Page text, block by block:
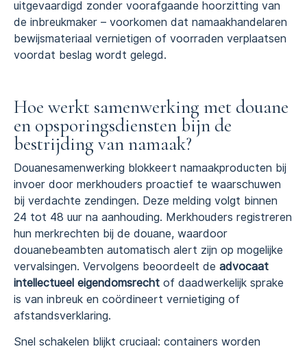
uitgevaardigd zonder voorafgaande hoorzitting van
de inbreukmaker – voorkomen dat namaakhandelaren
bewijsmateriaal vernietigen of voorraden verplaatsen
voordat beslag wordt gelegd.
Hoe werkt samenwerking met douane
en opsporingsdiensten bijn de
bestrijding van namaak?
Douanesamenwerking blokkeert namaakproducten bij
invoer door merkhouders proactief te waarschuwen
bij verdachte zendingen. Deze melding volgt binnen
24 tot 48 uur na aanhouding. Merkhouders registreren
hun merkrechten bij de douane, waardoor
douanebeambten automatisch alert zijn op mogelijke
vervalsingen. Vervolgens beoordeelt de advocaat
intellectueel eigendomsrecht of daadwerkelijk sprake
is van inbreuk en coördineert vernietiging of
afstandsverklaring.
Snel schakelen blijkt cruciaal: containers worden